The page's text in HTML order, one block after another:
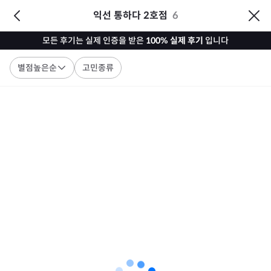
익선 통하다 2호점 6
모든 후기는 실제 인증을 받은 100% 실제 후기 입니다
별점높은순 고민종류